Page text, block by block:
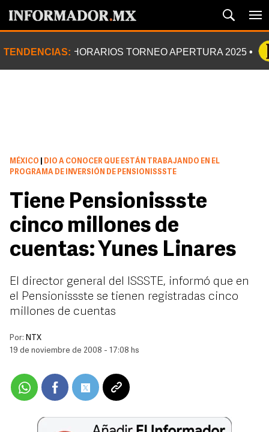
TENDENCIAS: HORARIOS TORNEO APERTURA 2025
MÉXICO
DIO A CONOCER QUE ESTÁN TRABAJANDO EN EL
PROGRAMA DE INVERSIÓN DE PENSIONISSSTE
Tiene Pensionissste
cinco millones de
cuentas: Yunes Linares
El director general del ISSSTE, informó que en
el Pensionissste se tienen registradas cinco
millones de cuentas
Por: NTX
19 de noviembre de 2008 - 17:08 hs